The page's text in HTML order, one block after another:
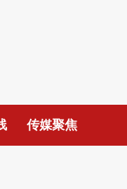
传媒聚焦